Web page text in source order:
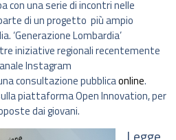
con una serie di incontri nelle
di un progetto più ampio
‘Generazione Lombardia’
iniziative regionali recentemente
Instagram
consultazione pubblicaonline.
piattaforma Open Innovation, per
dai giovani.